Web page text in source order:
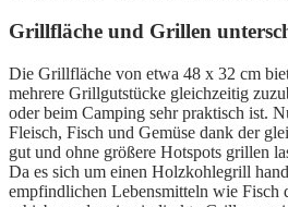
Grillfläche und Grillen
Die Grillfläche von etwa 48 x 32 cm
mehrere Grillgutstücke gleichzeitig
oder beim Camping sehr praktisch ist.
Fleisch, Fisch und Gemüse dank der
gut und ohne größere Hotspots grillen
Da es sich um einen Holzkohlegrill
empfindlichen Lebensmitteln wie Fisch